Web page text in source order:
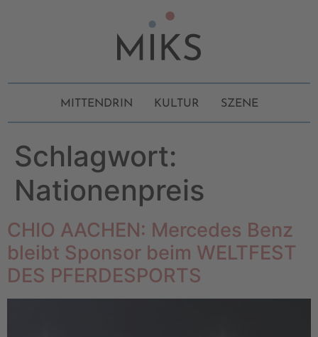
MITTENDRIN KULTUR SZENE
Schlagwort:
Nationenpreis
CHIO AACHEN: Mercedes Benz
bleibt Sponsor beim WELTFEST
DES PFERDESPORTS